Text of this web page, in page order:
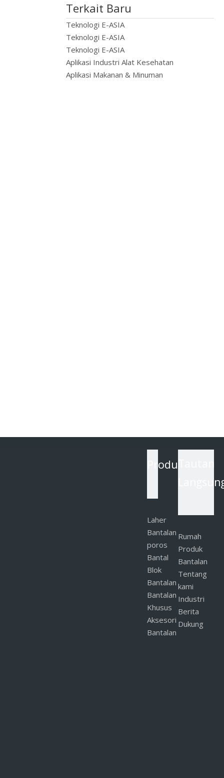
Terkait Baru
Teknologi E-ASIA
Teknologi E-ASIA
Teknologi E-ASIA
Aplikasi Industri Alat Kesehatan
Aplikasi Makanan & Minuman
Produk
Laher
Bantalan
poros
Bantal
Blok
Bantalan
Bantalan
Khusus
Aksesori
Bantalan
Rumah
Produk
Bantalan
Tentang
kami
Industri
Berita
Dukung